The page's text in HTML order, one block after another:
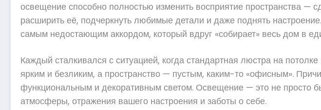
освещение способно полностью изменить восприятие пространства —
расширить её, подчеркнуть любимые детали и даже поднять
самым недостающим аккордом, который вдруг «собирает» весь дом в
Каждый сталкивался с ситуацией, когда стандартная люстра на
ярким и безликим, а пространство — пустым, каким-то «офисным».
функциональным и декоративным светом. Освещение — это не просто
атмосферы, отражения вашего настроения и заботы о себе.